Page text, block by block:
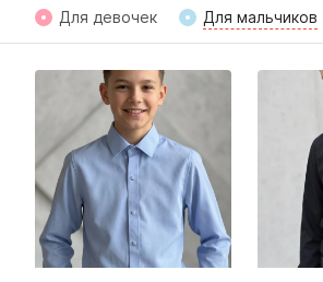
Для девочек Для мальчиков